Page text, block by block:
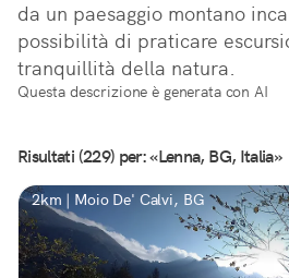
da un paesaggio montano
possibilità di praticare
tranquillità della natura.
Questa descrizione è generata con AI
Risultati (229) per: «Lenna, BG, Italia»
2km | Moio De' Calvi, BG